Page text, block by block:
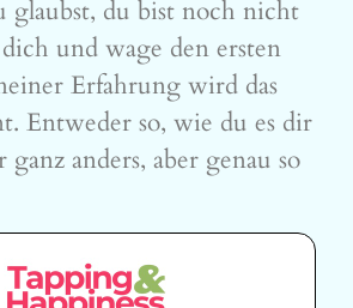
glaubst, du bist noch nicht
und wage den ersten
Erfahrung wird das
Entweder so, wie du es dir
ganz anders, aber genau so